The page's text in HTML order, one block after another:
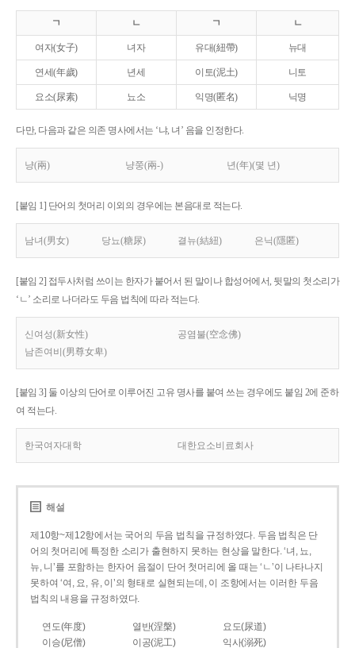
ㄱ ㄴ ㄱ ㄴ
여자(女子) 녀자 유대(紐帶) 뉴대
연세(年歲) 년세 이토(泥土) 니토
요소(尿素) 뇨소 익명(匿名) 닉명
다만, 다음과 같은 의존 명사에서는 ‘냐, 녀’ 음을 인정한다.
냥(兩) 냥쭝(兩-) 년(年)(몇 년)
[붙임 1] 단어의 첫머리 이외의 경우에는 본음대로 적는다.
남녀(男女) 당뇨(糖尿) 결뉴(結紐) 은닉(隱匿)
[붙임 2] 접두사처럼 쓰이는 한자가 붙어서 된 말이나 합성어에서, 뒷말의 첫소리가
‘ㄴ’ 소리로 나더라도 두음 법칙에 따라 적는다.
신여성(新女性)
공염불(空念佛)
남존여비(男尊女卑)
[붙임 3] 둘 이상의 단어로 이루어진 고유 명사를 붙여 쓰는 경우에도 붙임 2에 준하
여 적는다.
한국여자대학 대한요소비료회사
해설
제10항~제12항에서는 국어의 두음 법칙을 규정하였다. 두음 법칙은 단
어의 첫머리에 특정한 소리가 출현하지 못하는 현상을 말한다. ‘녀, 뇨,
뉴, 니’를 포함하는 한자어 음절이 단어 첫머리에 올 때는 ‘ㄴ’이 나타나지
못하여 ‘여, 요, 유, 이’의 형태로 실현되는데, 이 조항에서는 이러한 두음
법칙의 내용을 규정하였다.
연도(年度) 열반(涅槃)
요도(尿道)
이승(尼僧)
이공(泥工) 익사(溺死)